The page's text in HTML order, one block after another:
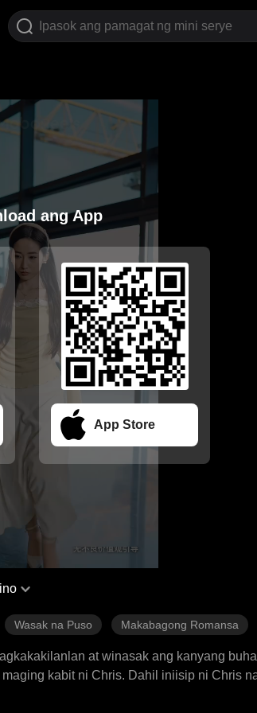
ang App
App Store
Wasak na Puso Makabagong Romansa
at winasak ang kanyang
kabit ni Chris. Dahil iniisip ni Chris